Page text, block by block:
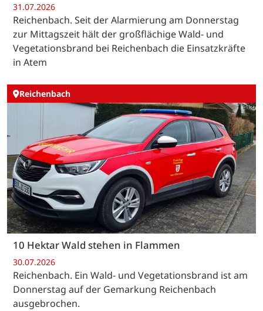
31.07.2026
Reichenbach. Seit der Alarmierung am Donnerstag
zur Mittagszeit hält der großflächige Wald- und
Vegetationsbrand bei Reichenbach die Einsatzkräfte
in Atem
Reichenbach
10 Hektar Wald stehen in Flammen
30.07.2026
Reichenbach. Ein Wald- und Vegetationsbrand ist am
Donnerstag auf der Gemarkung Reichenbach
ausgebrochen.